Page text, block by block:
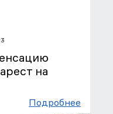
на
Подробнее